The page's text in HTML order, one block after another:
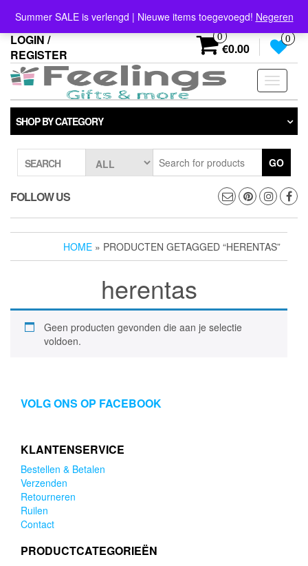
the
content
Summer SALE is verlengd | Nieuwe items toegevoegd! Negeren
info@feelings-giftshop.nl
LOGIN /
REGISTER
0
€0.00
0
Toggle
SHOP BY CATEGORY
SEARCH GO
FOLLOW US
HOME » PRODUCTEN GETAGGED “HERENTAS”
herentas
Geen producten gevonden die aan je selectie
voldoen.
VOLG ONS OP FACEBOOK
KLANTENSERVICE
Bestellen & Betalen
Verzenden
Retourneren
Ruilen
Contact
PRODUCTCATEGORIEËN